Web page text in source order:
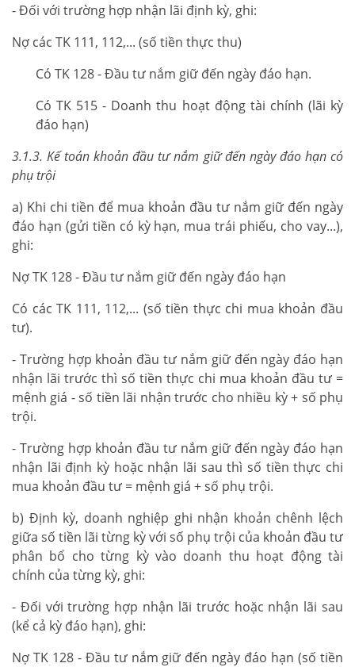
- Đối với trường hợp nhận lãi định kỳ, ghi:
Nợ các TK 111, 112,... (số tiền thực thu)
Có TK 128 - Đầu tư nắm giữ đến ngày đáo hạn.
Có TK 515 - Doanh thu hoạt động tài chính (lãi kỳ
đáo hạn)
3.1.3. Kế toán khoản đầu tư nắm giữ đến ngày đáo hạn có
phụ trội
a) Khi chi tiền để mua khoản đầu tư nắm giữ đến ngày
đáo hạn (gửi tiền có kỳ hạn, mua trái phiếu, cho vay...),
ghi:
Nợ TK 128 - Đầu tư nắm giữ đến ngày đáo hạn
Có các TK 111, 112,... (số tiền thực chi mua khoản đầu
tư).
- Trường hợp khoản đầu tư nắm giữ đến ngày đáo hạn
nhận lãi trước thì số tiền thực chi mua khoản đầu tư =
mệnh giá - số tiền lãi nhận trước cho nhiều kỳ + số phụ
trội.
- Trường hợp khoản đầu tư nắm giữ đến ngày đáo hạn
nhận lãi định kỳ hoặc nhận lãi sau thì số tiền thực chi
mua khoản đầu tư = mệnh giá + số phụ trội.
b) Định kỳ, doanh nghiệp ghi nhận khoản chênh lệch
giữa số tiền lãi từng kỳ với số phụ trội của khoản đầu tư
phân bổ cho từng kỳ vào doanh thu hoạt động tài
chính của từng kỳ, ghi:
- Đối với trường hợp nhận lãi trước hoặc nhận lãi sau
(kể cả kỳ đáo hạn), ghi:
Nợ TK 128 - Đầu tư nắm giữ đến ngày đáo hạn (số tiền